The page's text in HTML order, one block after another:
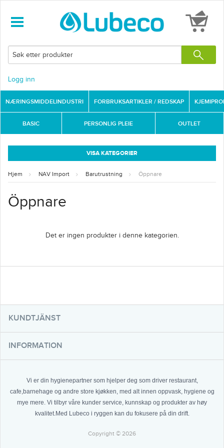
Logg inn
NÆRINGSMIDDELINDUSTRI FORBRUKSARTIKLER / REDSKAP
BASIC PERSONLIG PLEIE OUTLET
VISA KATEGORIER
Hjem NAV Import Barutrustning Öppnare
Öppnare
Det er ingen produkter i denne kategorien.
KUNDTJÄNST
INFORMATION
Vi er din hygienepartner som hjelper deg som driver restaurant,
cafe,barnehage og andre store kjøkken, med alt innen oppvask, hygiene og
mye mere. Vi tilbyr våre kunder service, kunnskap og produkter av høy
kvalitet.Med Lubeco i ryggen kan du fokusere på din drift.
Copyright © 2026